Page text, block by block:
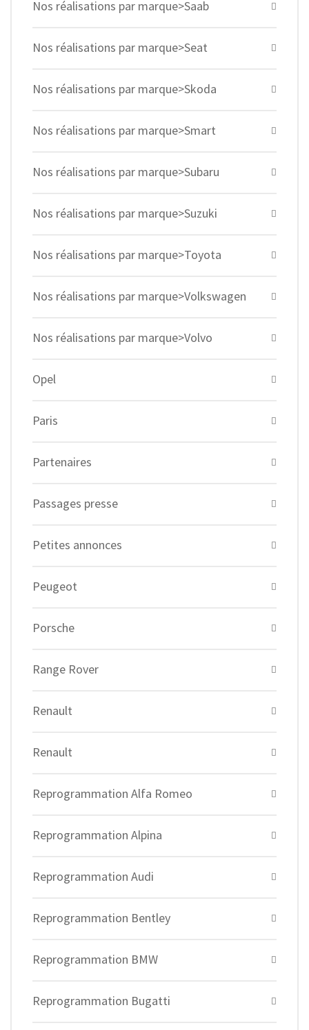
Nos réalisations par marque>Saab
Nos réalisations par marque>Seat
Nos réalisations par marque>Skoda
Nos réalisations par marque>Smart
Nos réalisations par marque>Subaru
Nos réalisations par marque>Suzuki
Nos réalisations par marque>Toyota
Nos réalisations par marque>Volkswagen
Nos réalisations par marque>Volvo
Opel
Paris
Partenaires
Passages presse
Petites annonces
Peugeot
Porsche
Range Rover
Renault
Renault
Reprogrammation Alfa Romeo
Reprogrammation Alpina
Reprogrammation Audi
Reprogrammation Bentley
Reprogrammation BMW
Reprogrammation Bugatti